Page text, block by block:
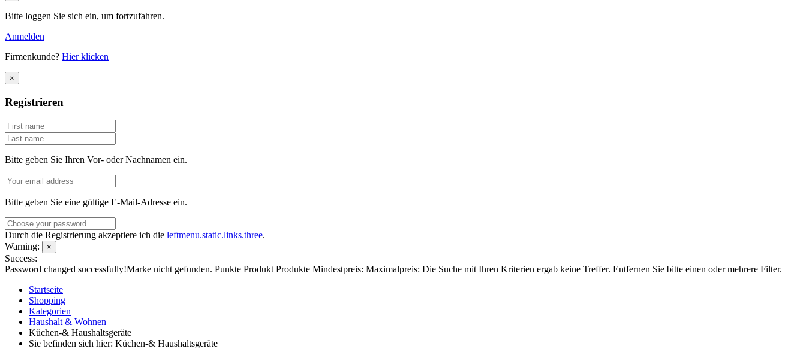
Bitte loggen Sie sich ein, um fortzufahren.
Anmelden
Firmenkunde? Hier klicken
×
Registrieren
Bitte geben Sie Ihren Vor- oder Nachnamen ein.
Bitte geben Sie eine gültige E-Mail-Adresse ein.
Durch die Registrierung akzeptiere ich die leftmenu.static.links.three.
Warning:
×
Success:
Password changed successfully!Marke nicht gefunden. Punkte Produkt Produkte Mindestpreis: Maximalpreis: Die Suche mit Ihren Kriterien ergab keine Treffer. Entfernen Sie bitte einen oder mehrere Filter.
Startseite
Shopping
Kategorien
Haushalt & Wohnen
Küchen-& Haushaltsgeräte
Sie befinden sich hier: Küchen-& Haushaltsgeräte